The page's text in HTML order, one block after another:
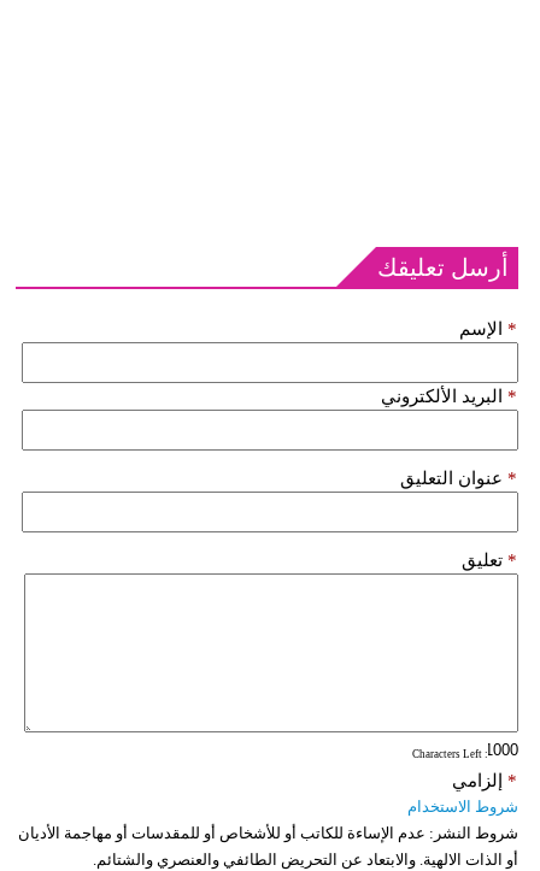
أرسل تعليقك
الإسم *
البريد الألكتروني *
عنوان التعليق *
تعليق *
: Characters Left
إلزامي *
شروط الاستخدام
شروط النشر: عدم الإساءة للكاتب أو للأشخاص أو للمقدسات أو مهاجمة الأديان
أو الذات الالهية. والابتعاد عن التحريض الطائفي والعنصري والشتائم.